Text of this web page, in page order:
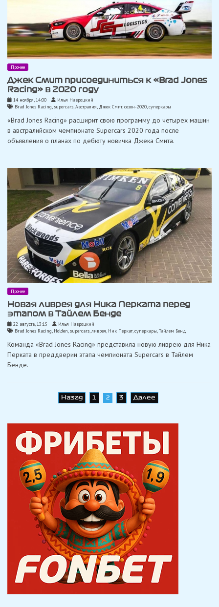
Прочее
Джек Смит присоединиться к «Brad Jones
Racing» в 2020 году
14 ноября, 14:00
Илья Навроцкий
Brad Jones Racing,supercars,Австралия, Джек Смит,сезон-2020,суперкары
«Brad Jones Racing» расширит свою программу до четырех машин
в австралийском чемпионате Supercars 2020 года после
объявления о планах по дебюту новичка Джека Смита.
Прочее
Новая ливрея для Ника Перката перед
этапом в Тайлем Бенде
22 августа, 13:15
Илья Навроцкий
Brad Jones Racing, Holden,supercars,ливрея, Ник Перкат,суперкары,Тайлем Бенд
Команда «Brad Jones Racing» представила новую ливрею для Ника
Перката в преддверии этапа чемпионата Supercars в Тайлем
Бенде.
Навигация
записям
Назад 1 2 3 Далее